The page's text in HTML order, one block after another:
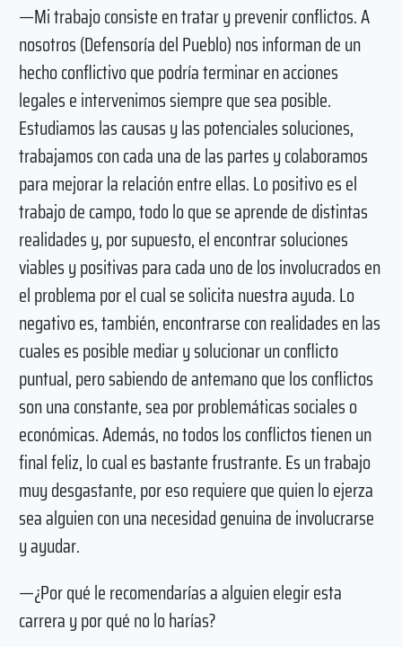
—Mi trabajo consiste en tratar y prevenir conflictos. A
nosotros (Defensoría del Pueblo) nos informan de un
hecho conflictivo que podría terminar en acciones
legales e intervenimos siempre que sea posible.
Estudiamos las causas y las potenciales soluciones,
trabajamos con cada una de las partes y colaboramos
para mejorar la relación entre ellas. Lo positivo es el
trabajo de campo, todo lo que se aprende de distintas
realidades y, por supuesto, el encontrar soluciones
viables y positivas para cada uno de los involucrados en
el problema por el cual se solicita nuestra ayuda. Lo
negativo es, también, encontrarse con realidades en las
cuales es posible mediar y solucionar un conflicto
puntual, pero sabiendo de antemano que los conflictos
son una constante, sea por problemáticas sociales o
económicas. Además, no todos los conflictos tienen un
final feliz, lo cual es bastante frustrante. Es un trabajo
muy desgastante, por eso requiere que quien lo ejerza
sea alguien con una necesidad genuina de involucrarse
y ayudar.
—¿Por qué le recomendarías a alguien elegir esta
carrera y por qué no lo harías?